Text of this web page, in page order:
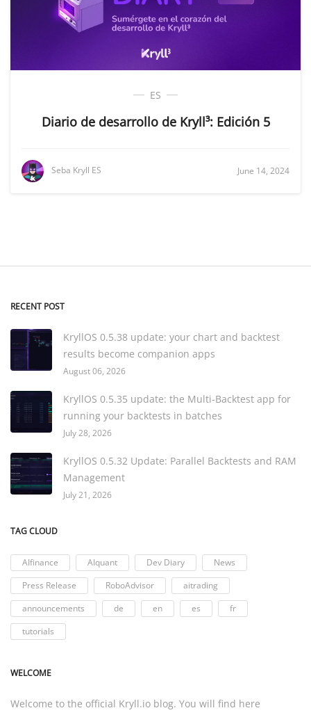
ES
Diario de desarrollo de Kryll³: Edición 5
Seba Kryll ES June 14, 2024
RECENT POST
KryllOS 0.5.38 update: your chart and backtest
results become companion apps
August 06, 2026
KryllOS 0.5.35 update: the Multi-Backtest app for
running your backtests in batches
July 28, 2026
KryllOS 0.5.32 Update: Parallel Backtests and RAM
Management
July 21, 2026
TAG CLOUD
AIfinance AIquant Dev Diary
News
Press Release
RoboAdvisor
aitrading
announcements
de en es
fr
tutorials
WELCOME
Welcome to the official Kryll.io blog. You will find here